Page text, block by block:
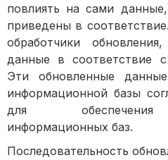
повлиять на сами
приведены в
обработчики
данные в соответствие
Эти обновленные
информационной базы
для обеспечения
информационных баз.
Последовательность